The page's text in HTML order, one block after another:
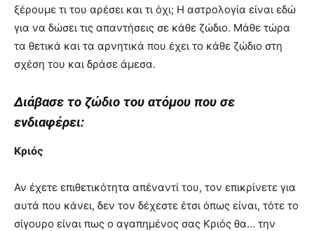
ξέρουμε τι του αρέσει και τι όχι; Η αστρολογία είναι εδώ
για να δώσει τις απαντήσεις σε κάθε ζώδιο. Μάθε τώρα
τα θετικά και τα αρνητικά που έχει το κάθε ζώδιο στη
σχέση του και δράσε άμεσα.
Διάβασε το ζώδιο του ατόμου που σε
ενδιαφέρει:
Κριός
Αν έχετε επιθετικότητα απέναντί του, τον επικρίνετε για
αυτά που κάνει, δεν τον δέχεστε έτσι όπως είναι, τότε το
σίγουρο είναι πως ο αγαπημένος σας Κριός θα… την